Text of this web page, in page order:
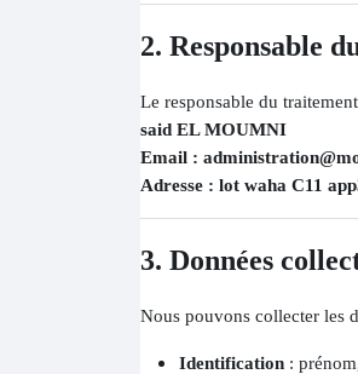
2. Responsable
Le responsable du
said EL MOUMNI
Email :
Adresse : lot waha C11
3. Données
Nous pouvons collecter les
Identification: